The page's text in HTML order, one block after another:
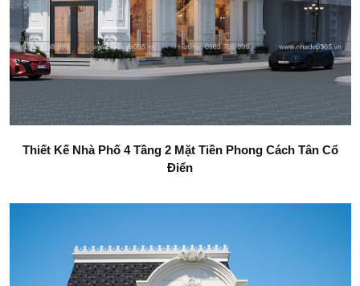
Thiết Kế Nhà Phố 4 Tầng 2 Mặt Tiền Phong Cách Tân Cổ
Điển